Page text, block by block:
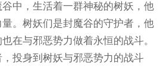
中，生活着一群神秘的树妖，他
。树妖们是封魔谷的守护者，他
在与邪恶势力做着永恒的战斗。
投身到树妖与邪恶势力的战斗